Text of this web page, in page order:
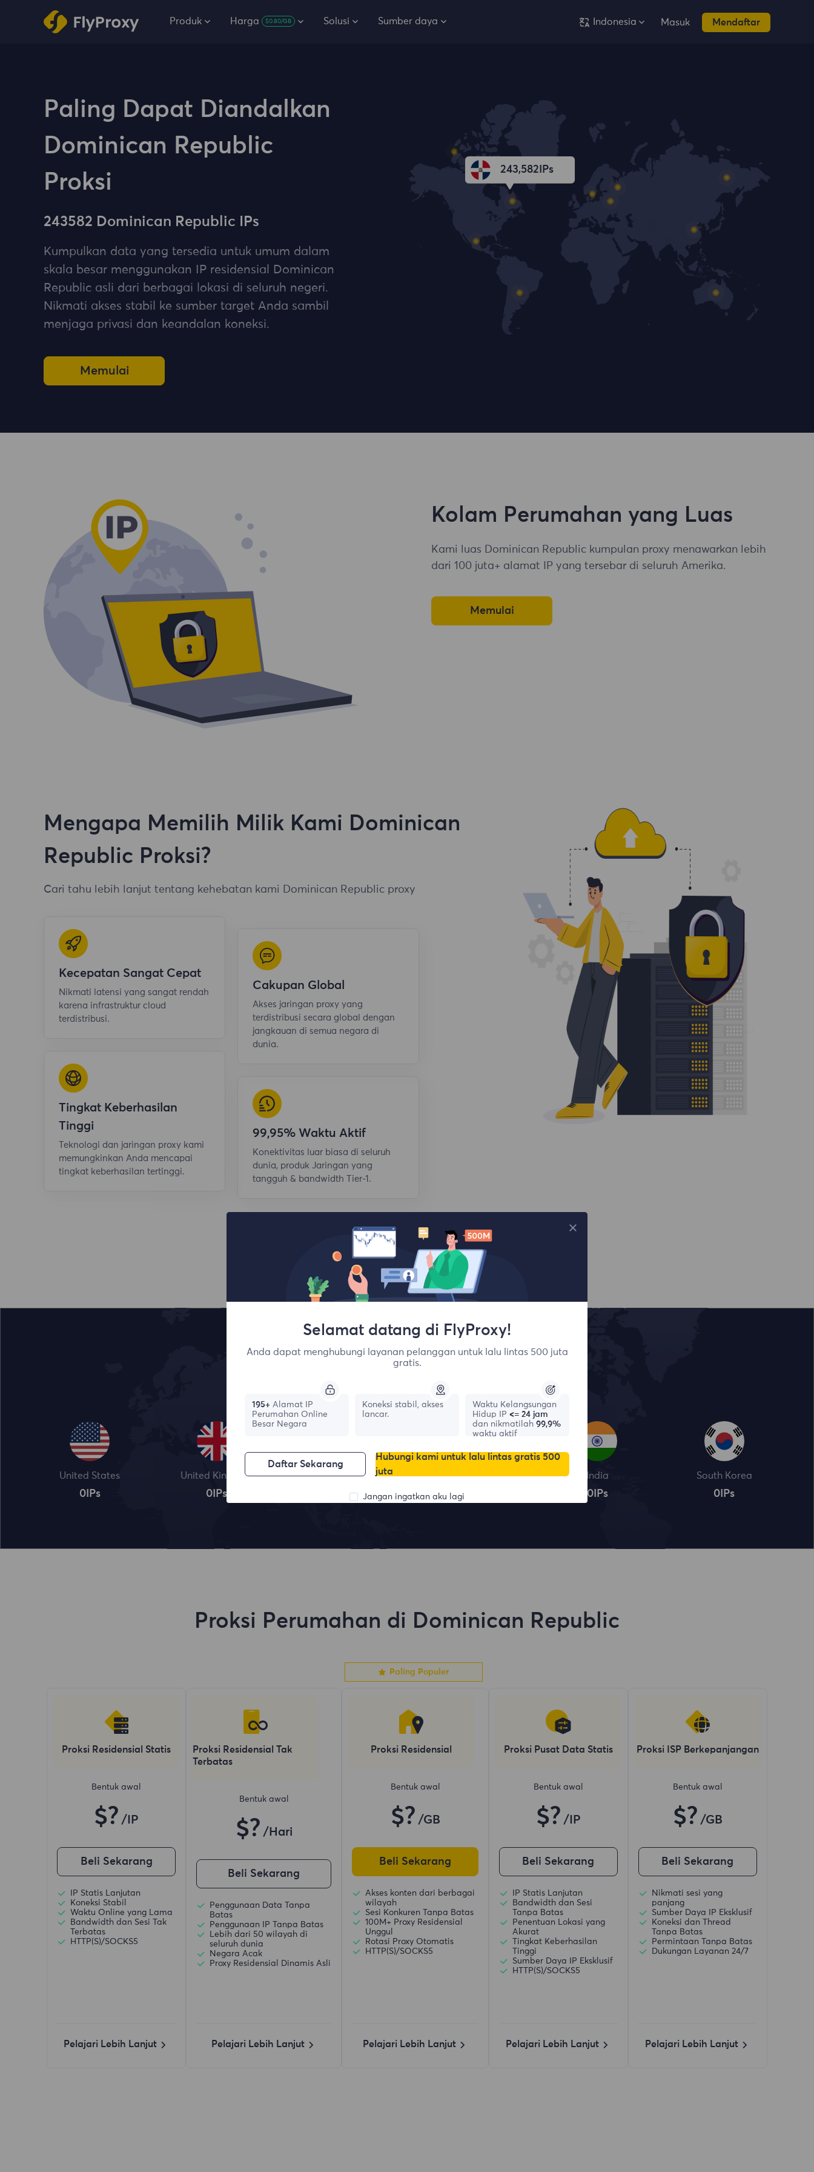
Produk Harga $0.80/GB Solusi Sumber daya Indonesia Masuk Mendaftar
Paling Dapat Diandalkan
Dominican Republic
Proksi
243582 Dominican Republic IPs
Kumpulkan data yang tersedia untuk umum dalam
skala besar menggunakan IP residensial Dominican
Republic asli dari berbagai lokasi di seluruh negeri.
Nikmati akses stabil ke sumber target Anda sambil
menjaga privasi dan keandalan koneksi.
Memulai
243,582 IPs
Kolam Perumahan yang Luas
Kami luas Dominican Republic kumpulan proxy menawarkan lebih
dari 100 juta+ alamat IP yang tersebar di seluruh Amerika.
Memulai
Mengapa Memilih Milik Kami Dominican
Republic Proksi?
Cari tahu lebih lanjut tentang kehebatan kami Dominican Republic proxy
Kecepatan Sangat Cepat
Nikmati latensi yang sangat rendah
karena infrastruktur cloud
terdistribusi.
Tingkat Keberhasilan
Tinggi
Teknologi dan jaringan proxy kami
memungkinkan Anda mencapai
tingkat keberhasilan tertinggi.
Cakupan Global
Akses jaringan proxy yang
terdistribusi secara global dengan
jangkauan di semua negara di
dunia.
99,95% Waktu Aktif
Konektivitas luar biasa di seluruh
dunia, produk Jaringan yang
tangguh & bandwidth Tier-1.
Lokasi teratas
United States
0IPs
United Kingdom
0 IPs
France
IPs
Canada
0
India
0IPs
South Korea
0 IPs
Proksi Perumahan di Dominican Republic
Paling Populer
Proksi Residensial Statis
Bentuk awal
$? /IP
Beli Sekarang
IP Statis Lanjutan
Koneksi Stabil
Waktu Online yang Lama
Bandwidth dan Sesi Tak
Terbatas
HTTP(S)/SOCKS5
Pelajari Lebih Lanjut
Proksi Residensial Tak
Terbatas
Bentuk awal
$? /Hari
Beli Sekarang
Penggunaan Data Tanpa
Batas
Penggunaan IP Tanpa Batas
Lebih dari 50 wilayah di
seluruh dunia
Negara Acak
Proxy Residensial Dinamis Asli
Pelajari Lebih Lanjut
Proksi Residensial
Bentuk awal
$? /GB
Beli Sekarang
Akses konten dari berbagai
wilayah
Sesi Konkuren Tanpa Batas
100M+ Proxy Residensial
Unggul
Rotasi Proxy Otomatis
HTTP(S)/SOCKS5
Pelajari Lebih Lanjut
Proksi Pusat Data Statis
Bentuk awal
$? /IP
Beli Sekarang
IP Statis Lanjutan
Bandwidth dan Sesi
Tanpa Batas
Penentuan Lokasi yang
Akurat
Tingkat Keberhasilan
Tinggi
Sumber Daya IP Eksklusif
HTTP(S)/SOCKS5
Pelajari Lebih Lanjut
Proksi ISP Berkepanjangan
Bentuk awal
$? /GB
Beli Sekarang
Nikmati sesi yang
panjang
Sumber Daya IP Eksklusif
Koneksi dan Thread
Tanpa Batas
Permintaan Tanpa Batas
Dukungan Layanan 24/7
Pelajari Lebih Lanjut
Selamat datang di FlyProxy!
Anda dapat menghubungi layanan pelanggan untuk lalu lintas 500 juta
gratis.
195+ Alamat IP
Perumahan Online
Besar Negara
Koneksi stabil, akses
lancar.
Waktu Kelangsungan
Hidup IP <= 24 jam
dan nikmatilah 99,9%
waktu aktif
Daftar Sekarang
Hubungi kami untuk lalu lintas gratis 500
juta
Jangan ingatkan aku lagi